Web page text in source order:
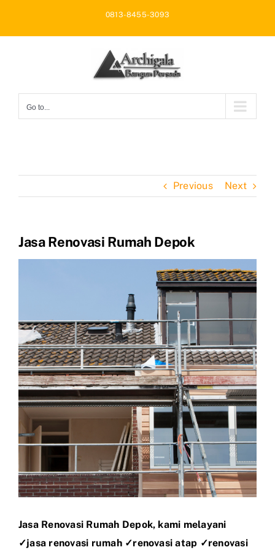
0813-8455-3093
Go to...
Previous Next
Jasa Renovasi Rumah Depok
Jasa Renovasi Rumah Depok, kami melayani
✓jasa renovasi rumah ✓renovasi atap ✓renovasi